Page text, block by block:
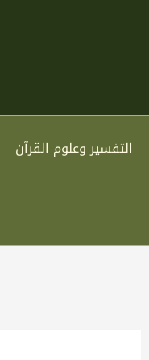
التفسير وعلوم القرآن